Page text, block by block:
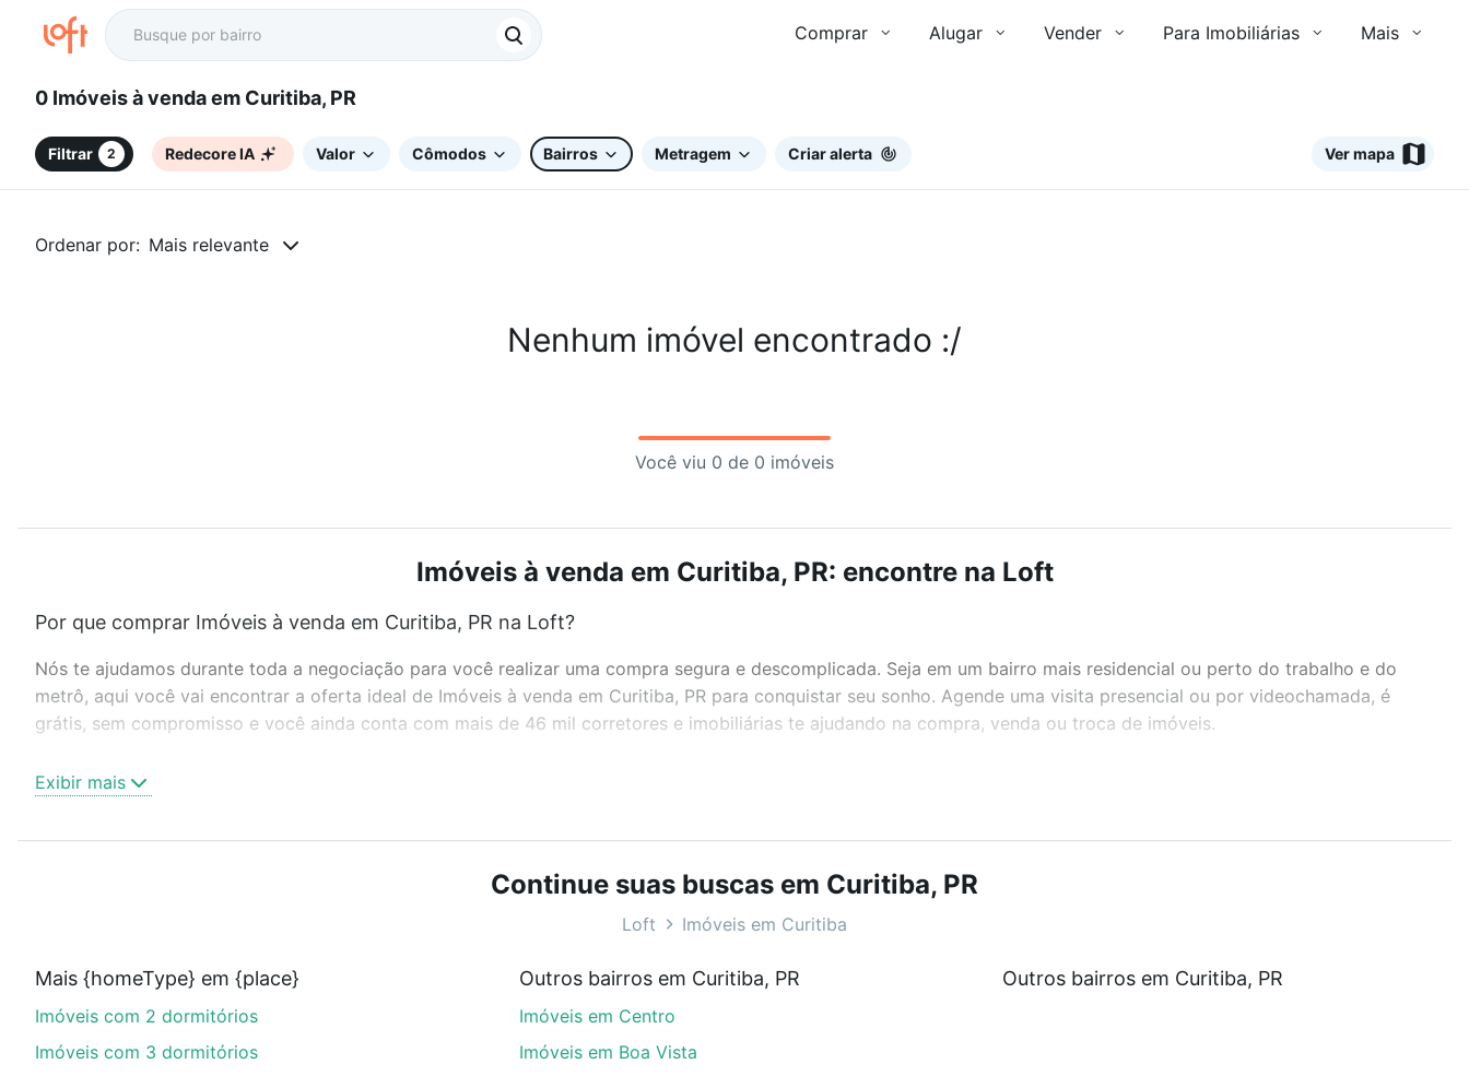
Comprar Alugar Vender Para Imobiliárias Mais
0 Imóveis à venda em Curitiba, PR
Filtrar 2 Redecore IA Valor Cômodos Bairros Metragem Criar alerta Ver mapa
Ordenar por: Mais relevante
Nenhum imóvel encontrado :/
Você viu 0 de 0 imóveis
Imóveis à venda em Curitiba, PR: encontre na Loft
Por que comprar Imóveis à venda em Curitiba, PR na Loft?
Nós te ajudamos durante toda a negociação para você realizar uma compra segura e descomplicada. Seja em um bairro mais residencial ou perto do trabalho e do
metrô, aqui você vai encontrar a oferta ideal de Imóveis à venda em Curitiba, PR para conquistar seu sonho. Agende uma visita presencial ou por videochamada, é
grátis, sem compromisso e você ainda conta com mais de 46 mil corretores e imobiliárias te ajudando na compra, venda ou troca de imóveis.
ou sem vaga de garagem para combinar perfeitamente com o preço, metragem e comodidades, como piscina, academia, salão de festas ou área verde e encontrar
Imóveis à venda em Curitiba, PR ideal para você na Loft.
parcelas podem se adequar ao seu orçamento. Se ainda tem alguma dúvida dos custos envolvidos no processo de compra, veja em nosso portal quanto custa comprar
um apartamento e conte com a gente para comprar o imóvel dos seus sonhos com segurança e conforto. Loft, com você até as chaves.
Exibir mais
Continue suas buscas em Curitiba, PR
Loft Imóveis em Curitiba
Mais {homeType} em {place}
Imóveis com 2 dormitórios
Imóveis com 3 dormitórios
Outros bairros em Curitiba, PR
Imóveis em Centro
Imóveis em Boa Vista
Outros bairros em Curitiba, PR